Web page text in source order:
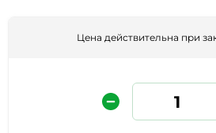
Цена действительна при